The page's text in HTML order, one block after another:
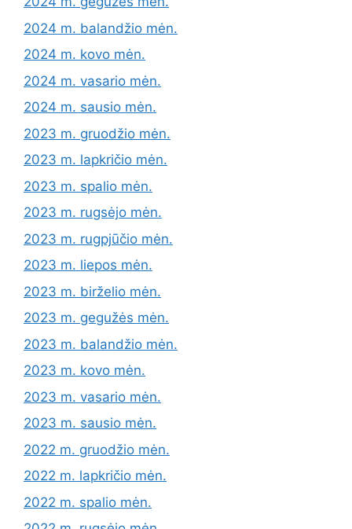
2024 m. balandžio mėn.
2024 m. kovo mėn.
2024 m. vasario mėn.
2024 m. sausio mėn.
2023 m. gruodžio mėn.
2023 m. lapkričio mėn.
2023 m. spalio mėn.
2023 m. rugsėjo mėn.
2023 m. rugpjūčio mėn.
2023 m. liepos mėn.
2023 m. birželio mėn.
2023 m. gegužės mėn.
2023 m. balandžio mėn.
2023 m. kovo mėn.
2023 m. vasario mėn.
2023 m. sausio mėn.
2022 m. gruodžio mėn.
2022 m. lapkričio mėn.
2022 m. spalio mėn.